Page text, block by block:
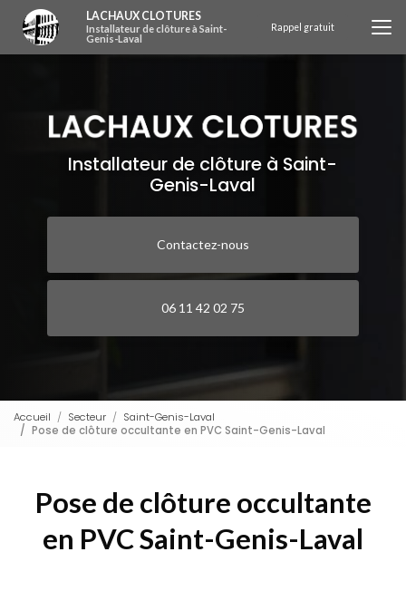
contenu
principal
LACHAUX CLOTURES
Installateur de clôture à Saint-
Genis-Laval
Rappel gratuit
Installateur de clôture à Saint-
Genis-Laval
Contactez-nous
06 11 42 02 75
Accueil Secteur
Saint-Genis-Laval
Pose de clôture occultante en PVC Saint-Genis-Laval
Pose de clôture occultante
en PVC Saint-Genis-Laval